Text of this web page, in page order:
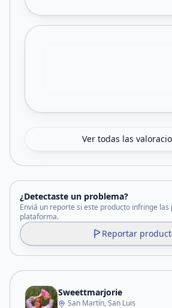
Ver todas las
¿Detectaste un problema?
Enviá un reporte si este producto infringe las
plataforma.
Reportar
Sweettmarjorie
San Martín, San Luis